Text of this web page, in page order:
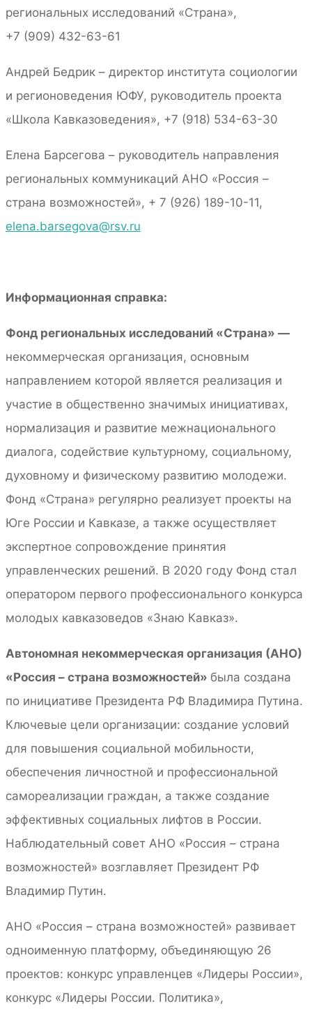
региональных исследований «Страна»,
+7 (909) 432-63-61
Андрей Бедрик – директор института социологии
и регионоведения ЮФУ, руководитель проекта
«Школа Кавказоведения», +7 (918) 534-63-30
Елена Барсегова – руководитель направления
региональных коммуникаций АНО «Россия –
страна возможностей», + 7 (926) 189-10-11,
elena.barsegova@rsv.ru
Информационная справка:
Фонд региональных исследований «Страна» —
некоммерческая организация, основным
направлением которой является реализация и
участие в общественно значимых инициативах,
нормализация и развитие межнационального
диалога, содействие культурному, социальному,
духовному и физическому развитию молодежи.
Фонд «Страна» регулярно реализует проекты на
Юге России и Кавказе, а также осуществляет
экспертное сопровождение принятия
управленческих решений. В 2020 году Фонд стал
оператором первого профессионального конкурса
молодых кавказоведов «Знаю Кавказ».
Автономная некоммерческая организация (АНО)
«Россия – страна возможностей» была создана
по инициативе Президента РФ Владимира Путина.
Ключевые цели организации: создание условий
для повышения социальной мобильности,
обеспечения личностной и профессиональной
самореализации граждан, а также создание
эффективных социальных лифтов в России.
Наблюдательный совет АНО «Россия – страна
возможностей» возглавляет Президент РФ
Владимир Путин.
АНО «Россия – страна возможностей» развивает
одноименную платформу, объединяющую 26
проектов: конкурс управленцев «Лидеры России»,
конкурс «Лидеры России. Политика»,